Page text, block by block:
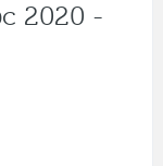
2020 -